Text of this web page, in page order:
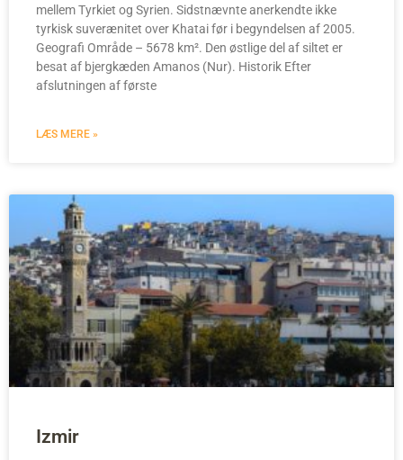
mellem Tyrkiet og Syrien. Sidstnævnte anerkendte ikke
tyrkisk suverænitet over Khatai før i begyndelsen af 2005.
Geografi Område – 5678 km². Den østlige del af siltet er
besat af bjergkæden Amanos (Nur). Historik Efter
afslutningen af første
LÆS MERE »
Izmir